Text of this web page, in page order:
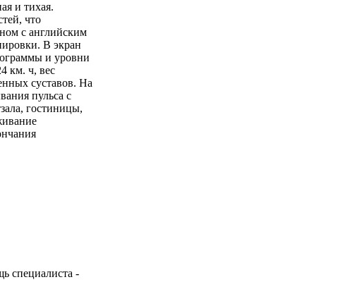
и тихая.
что
с английским
В экран
и уровни
км. ч, вес
суставов. На
пульса с
гостиницы,
специалиста -